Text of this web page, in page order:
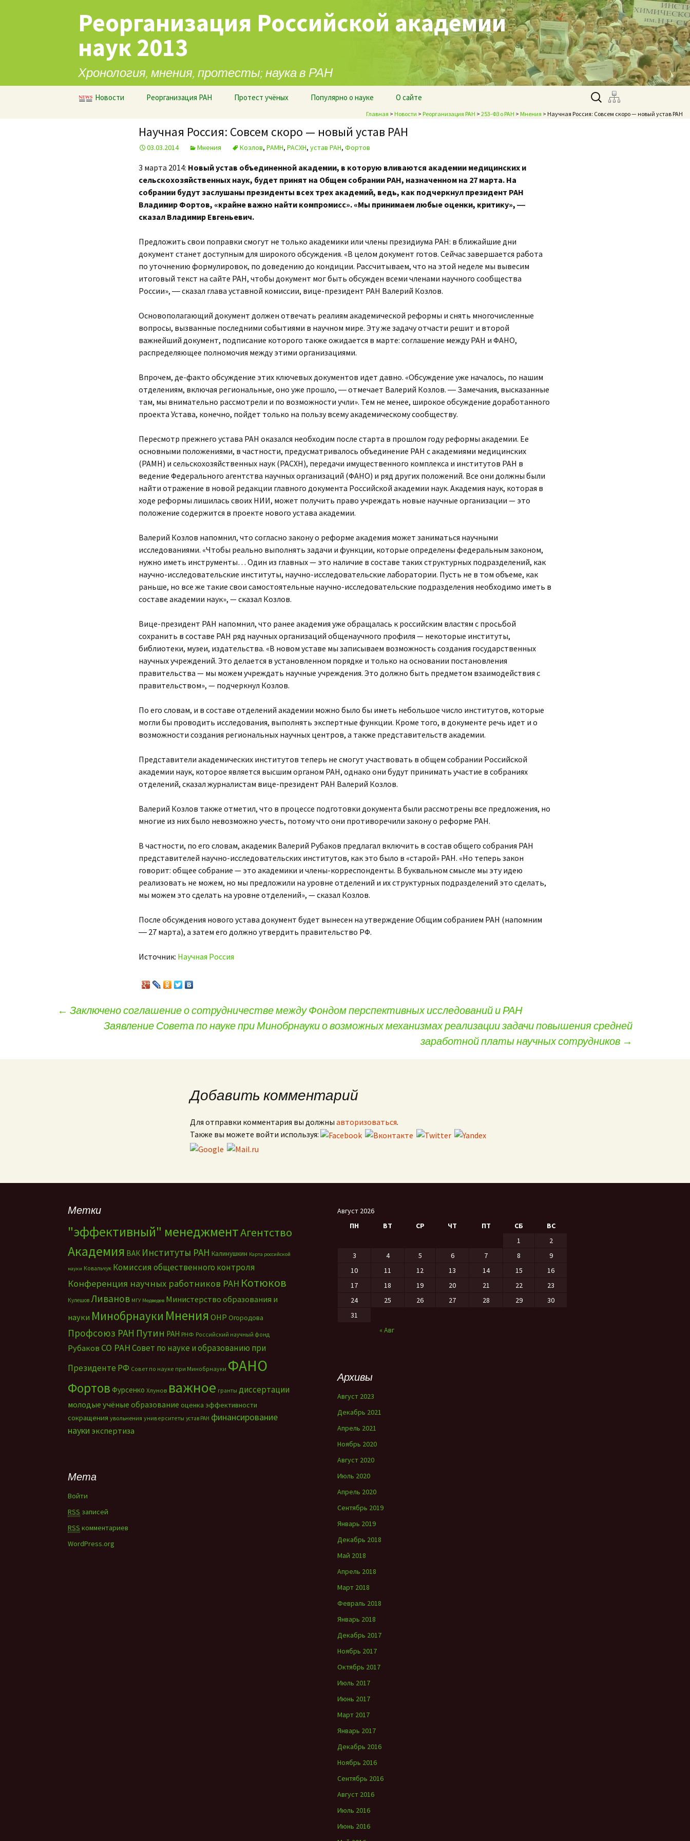
Реорганизация Российской академии
наук 2013
Хронология, мнения, протесты; наука в РАН
Перейти к содержимому
Новости Реорганизация РАН Протест учёных Популярно о науке О сайте Найти:
Главная > Новости > Реорганизация РАН > 253-ФЗ о РАН > Мнения > Научная Россия: Совсем скоро — новый устав РАН
Научная Россия: Совсем скоро — новый устав РАН
03.03.2014 Мнения Козлов, РАМН, РАСХН, устав РАН, Фортов
3 марта 2014: Новый устав объединенной академии, в которую вливаются академии медицинских и
сельскохозяйственных наук, будет принят на Общем собрании РАН, назначенном на 27 марта. На
собрании будут заслушаны президенты всех трех академий, ведь, как подчеркнул президент РАН
Владимир Фортов, «крайне важно найти компромисс». «Мы принимаем любые оценки, критику», ―
сказал Владимир Евгеньевич.
Предложить свои поправки смогут не только академики или члены президиума РАН: в ближайшие дни
документ станет доступным для широкого обсуждения. «В целом документ готов. Сейчас завершается работа
по уточнению формулировок, по доведению до кондиции. Рассчитываем, что на этой неделе мы вывесим
итоговый текст на сайте РАН, чтобы документ мог быть обсужден всеми членами научного сообщества
России», ― сказал глава уставной комиссии, вице-президент РАН Валерий Козлов.
Основополагающий документ должен отвечать реалиям академической реформы и снять многочисленные
вопросы, вызванные последними событиями в научном мире. Эту же задачу отчасти решит и второй
важнейший документ, подписание которого также ожидается в марте: соглашение между РАН и ФАНО,
распределяющее полномочия между этими организациями.
Впрочем, де-факто обсуждение этих ключевых документов идет давно. «Обсуждение уже началось, по нашим
отделениям, включая региональные, оно уже прошло, ― отмечает Валерий Козлов. ― Замечания, высказанные
там, мы внимательно рассмотрели и по возможности учли». Тем не менее, широкое обсуждение доработанного
проекта Устава, конечно, пойдет только на пользу всему академическому сообществу.
Пересмотр прежнего устава РАН оказался необходим после старта в прошлом году реформы академии. Ее
основными положениями, в частности, предусматривалось объединение РАН с академиями медицинских
(РАМН) и сельскохозяйственных наук (РАСХН), передачи имущественного комплекса и институтов РАН в
ведение Федерального агентства научных организаций (ФАНО) и ряд других положений. Все они должны были
найти отражение в новой редакции главного документа Российской академии наук. Академия наук, которая в
ходе реформы лишилась своих НИИ, может получить право учреждать новые научные организации — это
положение содержится в проекте нового устава академии.
Валерий Козлов напомнил, что согласно закону о реформе академия может заниматься научными
исследованиями. «Чтобы реально выполнять задачи и функции, которые определены федеральным законом,
нужно иметь инструменты… Один из главных — это наличие в составе таких структурных подразделений, как
научно-исследовательские институты, научно-исследовательские лаборатории. Пусть не в том объеме, как
раньше, но все же такие свои самостоятельные научно-исследовательские подразделения необходимо иметь в
составе академии наук», — сказал Козлов.
Вице-президент РАН напомнил, что ранее академия уже обращалась к российским властям с просьбой
сохранить в составе РАН ряд научных организаций общенаучного профиля — некоторые институты,
библиотеки, музеи, издательства. «В новом уставе мы записываем возможность создания государственных
научных учреждений. Это делается в установленном порядке и только на основании постановления
правительства — мы можем учреждать научные учреждения. Это должно быть предметом взаимодействия с
правительством», — подчеркнул Козлов.
По его словам, и в составе отделений академии можно было бы иметь небольшое число институтов, которые
могли бы проводить исследования, выполнять экспертные функции. Кроме того, в документе речь идет и о
возможности создания региональных научных центров, а также представительств академии.
Представители академических институтов теперь не смогут участвовать в общем собрании Российской
академии наук, которое является высшим органом РАН, однако они будут принимать участие в собраниях
отделений, сказал журналистам вице-президент РАН Валерий Козлов.
Валерий Козлов также отметил, что в процессе подготовки документа были рассмотрены все предложения, но
многие из них было невозможно учесть, потому что они противоречили закону о реформе РАН.
В частности, по его словам, академик Валерий Рубаков предлагал включить в состав общего собрания РАН
представителей научно-исследовательских институтов, как это было в «старой» РАН. «Но теперь закон
говорит: общее собрание — это академики и члены-корреспонденты. В буквальном смысле мы эту идею
реализовать не можем, но мы предложили на уровне отделений и их структурных подразделений это сделать,
мы можем это сделать на уровне отделений», — сказал Козлов.
После обсуждения нового устава документ будет вынесен на утверждение Общим собранием РАН (напомним
― 27 марта), а затем его должно утвердить правительство РФ.
Источник: Научная Россия
Навигация по записям
← Заключено соглашение о сотрудничестве между Фондом перспективных исследований и РАН
Заявление Совета по науке при Минобрнауки о возможных механизмах реализации задачи повышения средней
заработной платы научных сотрудников →
Добавить комментарий
Для отправки комментария вы должны авторизоваться.
Также вы можете войти используя:
Метки
"эффективный" менеджментАгентство
Академия ВАК Институты РАН Калинушкин Карта российской
науки Ковальчук Комиссия общественного контроля
Конференция научных работников РАН Котюков
Кулешов Ливанов МГУ Медведев Министерство образования и
науки Минобрнауки Мнения ОНР Огородова
Профсоюз РАН Путин РАН РНФ Российский научный фонд
Рубаков СО РАНСовет по науке и образованию при
Президенте РФ Совет по науке при Минобрнауки ФАНО
Фортов Фурсенко Хлунов важное гранты диссертации
молодые учёные образование оценка эффективности
сокращения увольнения университеты устав РАН финансирование
науки экспертиза
Август 2026
ПН
ВТ СР ЧТ ПТ СБ ВС
« Авг
1
2
3
4 5 6 7 8
9
10
11 12 13 14 15
16
17
18 19 20 21 22
23
24
25 26 27 28 29
30
31
Архивы
Август 2023
Декабрь 2021
Апрель 2021
Ноябрь 2020
Август 2020
Июль 2020
Апрель 2020
Сентябрь 2019
Январь 2019
Декабрь 2018
Май 2018
Апрель 2018
Март 2018
Февраль 2018
Январь 2018
Декабрь 2017
Ноябрь 2017
Октябрь 2017
Июль 2017
Июнь 2017
Март 2017
Январь 2017
Декабрь 2016
Ноябрь 2016
Сентябрь 2016
Август 2016
Июль 2016
Июнь 2016
Мета
Войти
RSS записей
RSS комментариев
WordPress.org